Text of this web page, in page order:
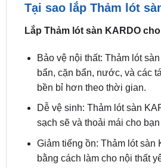
Tại sao lắp Thảm lót
Lắp Thảm lót sàn KARDO
Bảo vệ nội thất: Thảm lót
bẩn, cặn bẩn, nước, và các
bền bỉ hơn theo thời gian.
Dễ vệ sinh: Thảm lót sàn
sạch sẽ và thoải mái cho
Giảm tiếng ồn: Thảm lót sàn
bằng cách làm cho nội thất